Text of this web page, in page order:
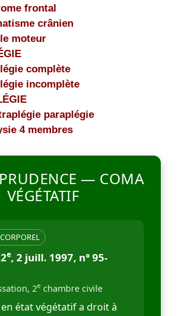
frontal
crânien
moteur
complète
incomplète
paraplégie
4 membres
— COMA
VÉGÉTATIF
e, 2 juill. 1997, n° 95-
2e chambre civile
état végétatif a droit à